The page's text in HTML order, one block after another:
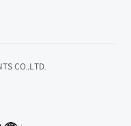
CO.,LTD.